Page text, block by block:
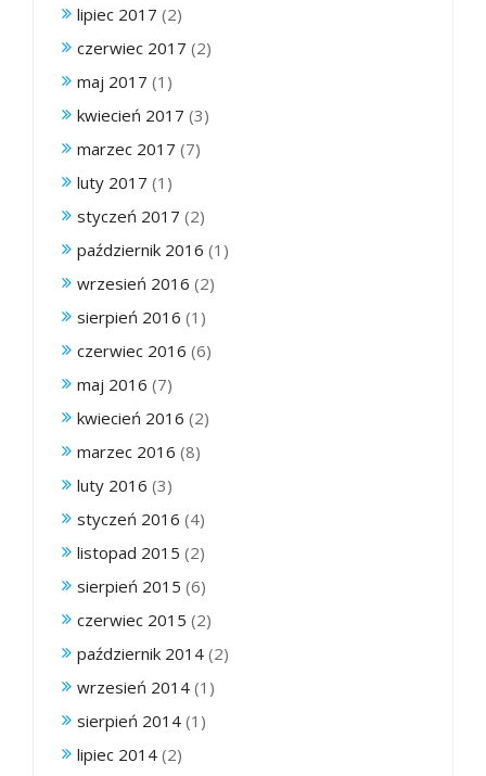
lipiec 2017 (2)
czerwiec 2017 (2)
maj 2017 (1)
kwiecień 2017 (3)
marzec 2017 (7)
luty 2017 (1)
styczeń 2017 (2)
październik 2016 (1)
wrzesień 2016 (2)
sierpień 2016 (1)
czerwiec 2016 (6)
maj 2016 (7)
kwiecień 2016 (2)
marzec 2016 (8)
luty 2016 (3)
styczeń 2016 (4)
listopad 2015 (2)
sierpień 2015 (6)
czerwiec 2015 (2)
październik 2014 (2)
wrzesień 2014 (1)
sierpień 2014 (1)
lipiec 2014 (2)